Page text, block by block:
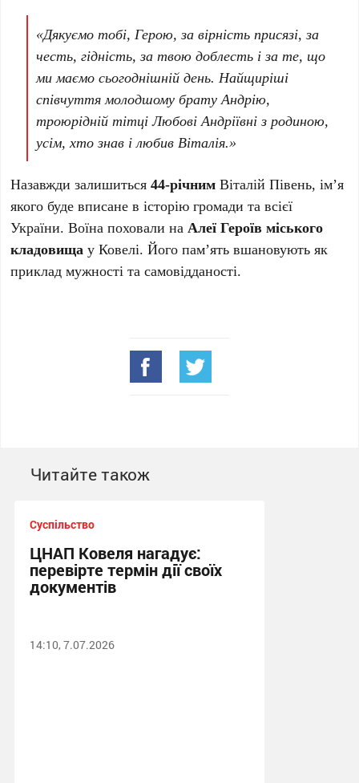
«Дякуємо тобі, Герою, за вірність присязі, за
честь, гідність, за твою доблесть і за те, що
ми маємо сьогоднішній день. Найщиріші
співчуття молодшому брату Андрію,
троюрідній тітці Любові Андріївні з родиною,
усім, хто знав і любив Віталія.»
Назавжди залишиться44-річним Віталій Півень, ім’я
якого буде вписане в історію громади та всієї
України. Воїна поховали наАлеї Героїв міського
кладовища у Ковелі. Його пам’ять вшановують як
приклад мужності та самовідданості.
Читайте також
Суспільство
ЦНАП Ковеля нагадує:
перевірте термін дії своїх
документів
14:10, 7.07.2026